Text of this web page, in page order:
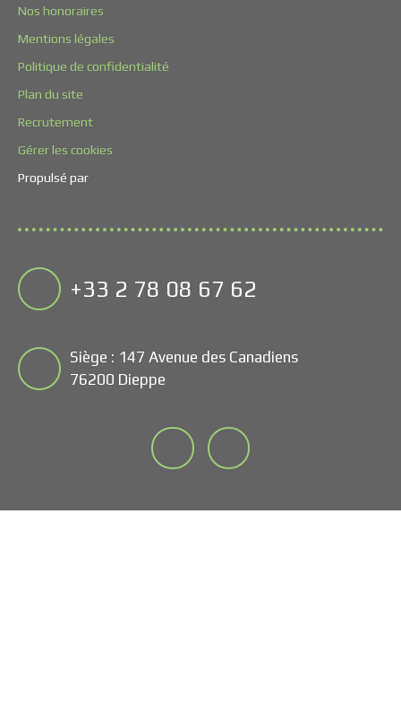
Nos honoraires
Mentions légales
Politique de confidentialité
Plan du site
Recrutement
Gérer les cookies
Propulsé par
+33 2 78 08 67 62
Siège : 147 Avenue des Canadiens
76200 Dieppe